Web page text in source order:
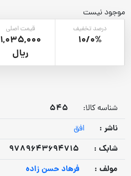
موجود نیست
درصد تخفیف
10/0%
قیمت اصلی
1,035,000
ریال
شناسه کالا:
545
ناشر :
افق
شابک :
9789643694715
مولف :
فرهاد حسن زاده